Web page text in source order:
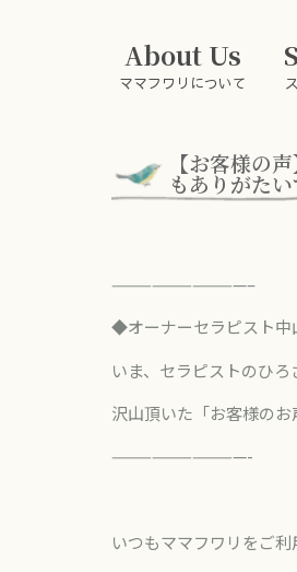
About Us
ママフワリについて
【お客様の
もありがた
——————————–
◆オーナーセラピスト中
いま、セラピストのひ
沢山頂いた「お客様のお
——————————-
いつもママフワリをご利